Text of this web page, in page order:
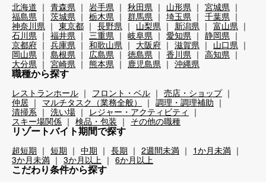
北海道 青森県 岩手県 秋田県 山形県
宮城県
福島県
茨城県 栃木県 群馬県 埼玉県
千葉県
神奈川県
東京都 長野県 山梨県 新潟県
富山県
石川県
福井県 三重県 岐阜県 愛知県
静岡県
京都府
兵庫県 和歌山県 大阪府 滋賀県
山口県
岡山県
島根県 広島県 徳島県 香川県
高知県
大分県
宮崎県 熊本県 鹿児島県 沖縄県
職種から探す
レストランホール フロント・ベル
売店・ショップ
仲居
マルチタスク（業務全般）
調理・調理補助
清掃系
洗い場
レジャー・アクティビティ
スキー場関係
検品・包装 その他の職種
リゾートバイト期間で探す
超短期 短期 中期 長期 2週間未満
1か月未満
3か月未満
3か月以上 6か月以上
こだわり条件から探す